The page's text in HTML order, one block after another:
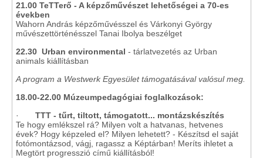
21.00 TeTTerő - A képzőművészet lehetőségei a 70-es
években
Wahorn András képzőművésszel és Várkonyi György
művészettörténésszel Tanai Ibolya beszélget
22.30 Urban environmental - tárlatvezetés az Urban
animals kiállításban
A program a Westwerk Egyesület támogatásával valósul meg.
18.00-22.00 Múzeumpedagógiai foglalkozások:
· TTT - tűrt, tiltott, támogatott... montázskészítés
Te hogy emlékszel rá? Milyen volt a hatvanas, hetvenes
évek? Hogy képzeled el? Milyen lehetett? - Készítsd el saját
fotómontázsod, vágj, ragassz a Képtárban! Meríts ihletet a
Megtört progresszió című kiállításból!